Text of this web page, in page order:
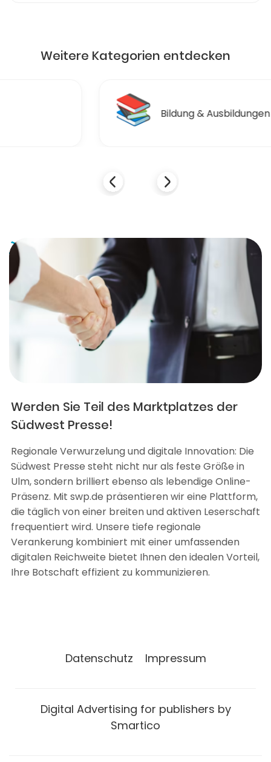
Weitere Kategorien entdecken
Bildung & Ausbildungen
Werden Sie Teil des Marktplatzes der
Südwest Presse!
Regionale Verwurzelung und digitale Innovation: Die
Südwest Presse steht nicht nur als feste Größe in
Ulm, sondern brilliert ebenso als lebendige Online-
Präsenz. Mit swp.de präsentieren wir eine Plattform,
die täglich von einer breiten und aktiven Leserschaft
frequentiert wird. Unsere tiefe regionale
Verankerung kombiniert mit einer umfassenden
digitalen Reichweite bietet Ihnen den idealen Vorteil,
Ihre Botschaft effizient zu kommunizieren.
Datenschutz Impressum
Digital Advertising for publishers by
Smartico